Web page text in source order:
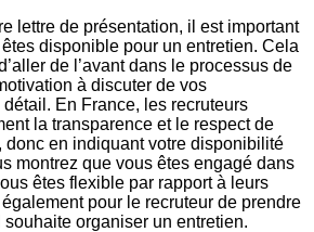
lettre de présentation, il est important
disponible pour un entretien. Cela
de l’avant dans le processus de
à discuter de vos
En France, les recruteurs
la transparence et le respect de
donc en indiquant votre disponibilité
montrez que vous êtes engagé dans
êtes flexible par rapport à leurs
pour le recruteur de prendre
souhaite organiser un entretien.